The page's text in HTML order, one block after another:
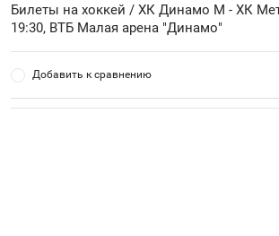
Билеты на хоккей / ХК Динамо М - ХК
19:30, ВТБ Малая арена "Динамо"
Добавить к сравнению